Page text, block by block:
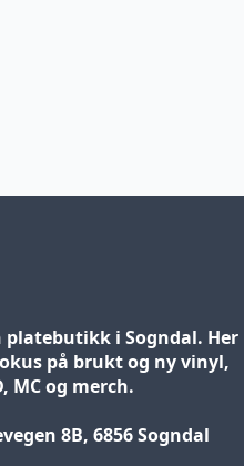
platebutikk i Sogndal. Her
på brukt og ny vinyl,
MC og merch.
8B, 6856 Sogndal